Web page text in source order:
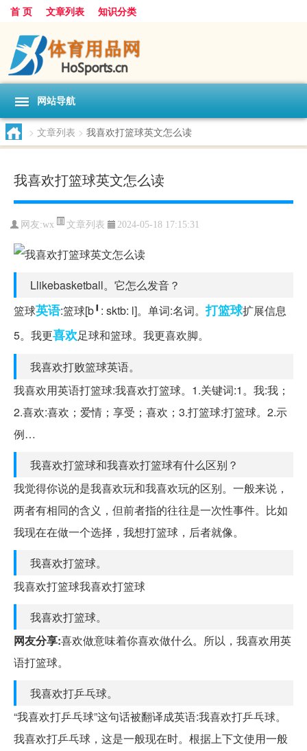
首 页 文章列表 知识分类
网站导航
> 文章列表 > 我喜欢打篮球英文怎么读
我喜欢打篮球英文怎么读
网友:wx 文章列表 2024-05-18 17:15:31
Llikebasketball。它怎么发音？
篮球英语:篮球[b╹: sktb: l]。单词:名词。打篮球扩展信息
5。我更喜欢足球和篮球。我更喜欢脚。
我喜欢打败篮球英语。
我喜欢用英语打篮球:我喜欢打篮球。1.关键词:1。我:我；
2.喜欢:喜欢；爱情；享受；喜欢；3.打篮球:打篮球。2.示
例…
我喜欢打篮球和我喜欢打篮球有什么区别？
我觉得你说的是我喜欢玩和我喜欢玩的区别。一般来说，
两者有相同的含义，但前者指的往往是一次性事件。比如
我现在在做一个选择，我想打篮球，后者就像。
我喜欢打篮球。
我喜欢打篮球我喜欢打篮球
我喜欢打篮球。
网友分享:喜欢做意味着你喜欢做什么。所以，我喜欢用英
语打篮球。
我喜欢打乒乓球。
“我喜欢打乒乓球”这句话被翻译成英语:我喜欢打乒乓球。
我喜欢打乒乓球，这是一般现在时。根据上下文使用一般